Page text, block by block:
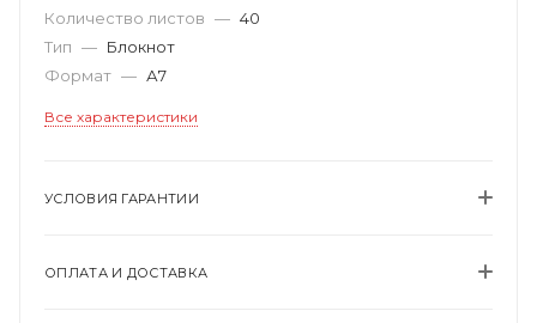
Количество листов — 40
Тип — Блокнот
Формат — А7
Все характеристики
УСЛОВИЯ ГАРАНТИИ
ОПЛАТА И ДОСТАВКА